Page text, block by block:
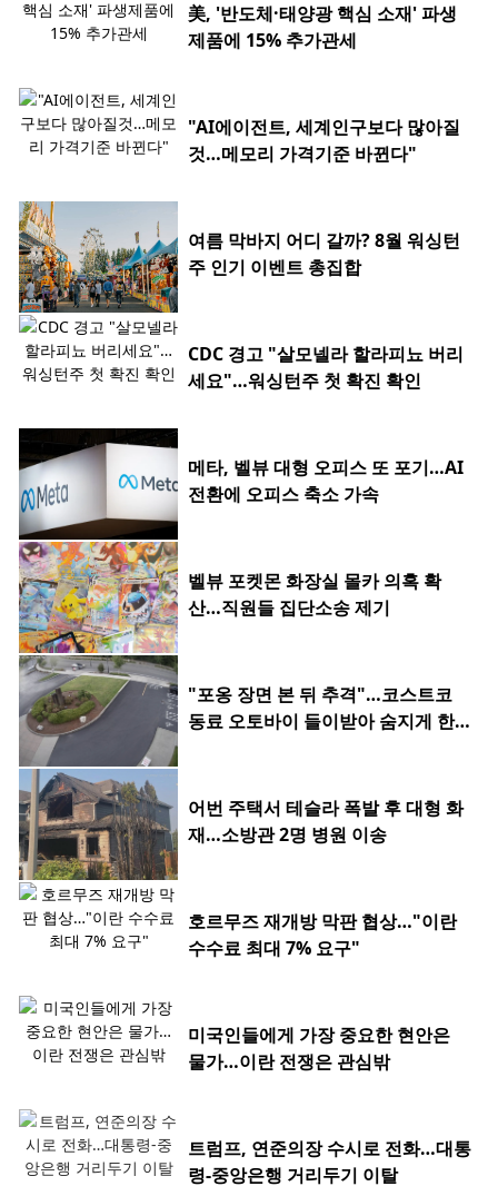
美, '반도체·태양광 핵심 소재' 파생
제품에 15% 추가관세
"AI에이전트, 세계인구보다 많아질
것…메모리 가격기준 바뀐다"
여름 막바지 어디 갈까? 8월 워싱턴
주 인기 이벤트 총집합
CDC 경고 "살모넬라 할라피뇨 버리
세요"…워싱턴주 첫 확진 확인
메타, 벨뷰 대형 오피스 또 포기…AI
전환에 오피스 축소 가속
벨뷰 포켓몬 화장실 몰카 의혹 확
산…직원들 집단소송 제기
"포옹 장면 본 뒤 추격"…코스트코
동료 오토바이 들이받아 숨지게 한 2
어번 주택서 테슬라 폭발 후 대형 화
재…소방관 2명 병원 이송
호르무즈 재개방 막판 협상…"이란
수수료 최대 7% 요구"
미국인들에게 가장 중요한 현안은
물가…이란 전쟁은 관심밖
트럼프, 연준의장 수시로 전화…대통
령-중앙은행 거리두기 이탈